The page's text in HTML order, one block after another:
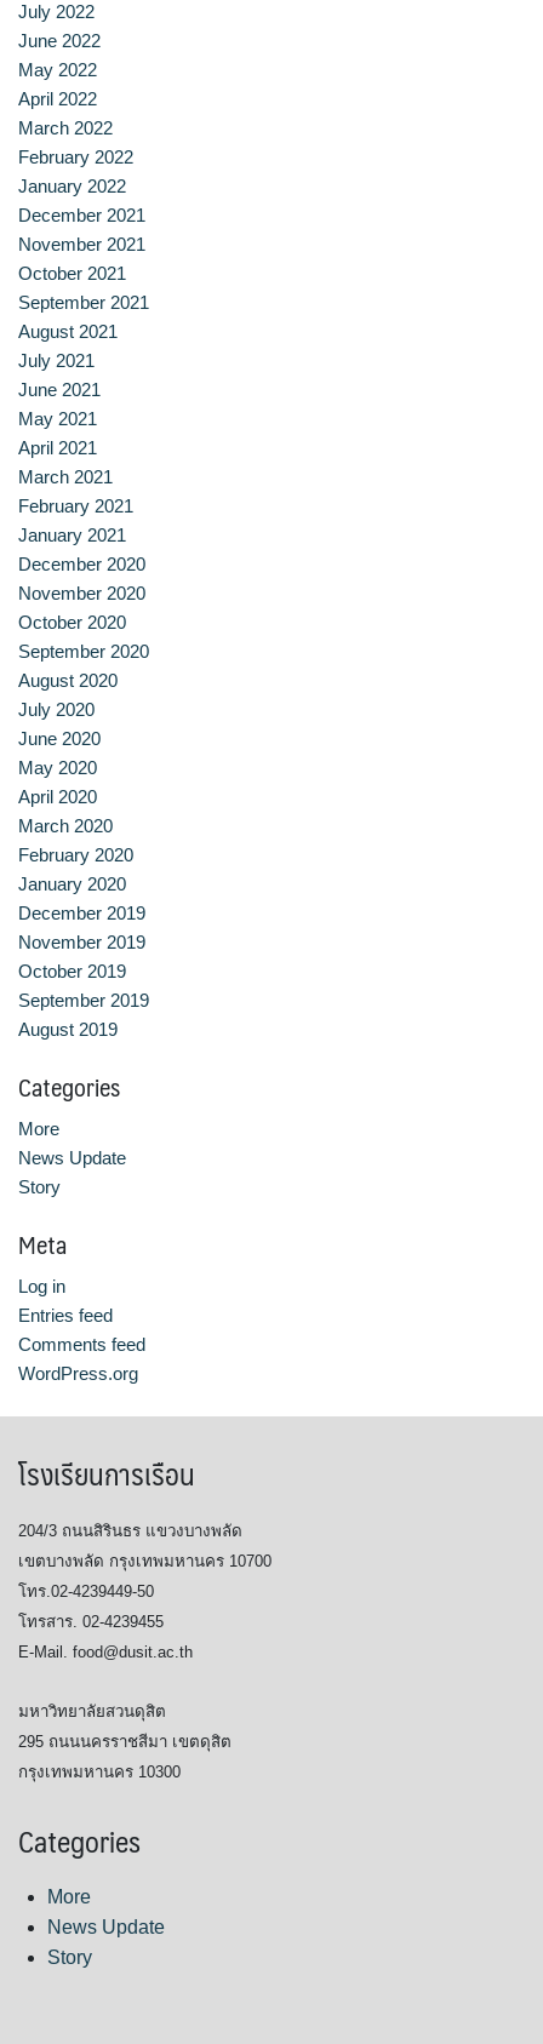
ผู้ปกครอง
พันธมิตร
รวมเรื่องขนมไทย
รายงานผลการดำเนินงาน
วารสารวัฒนธรรมอาหารไทย
วีดีโอแนะนำ
ศิษย์เก่า
สาขาวิชาการกำหนดและการประกอบอาหาร
สาขาวิชาคหกรรมศาสตร์
สาขาวิชาอุตสาหกรรมการประกอบอาหาร
สาขาวิชาเทคโนโลยีการประกอบอาหารและการบริการ
สาขาวิชาเทคโนโลยีการแปรรูปอาหาร
สาขาวิชาเทคโนโลยีอาหาร
สาขาวิชาโภชนาการและการประกอบอาหาร
สาขาวิชาโภชนาการและการประกอบอาหารเพื่อการสร้างเสริม
สมรรถภาพและการชะลอวัย
หน้าแรก
หลักสูตรอบรมฟรี (Reskill Upskill)
อาหารไทยรสเลิศ
เรียนรู้เทคนิคอาหารนานาชาติ
เลือกหลักสูตร
โครงสร้างการบริหารงาน
โรงเรียนการเรือน
July 2022
June 2022
May 2022
April 2022
March 2022
February 2022
January 2022
December 2021
November 2021
October 2021
September 2021
August 2021
July 2021
June 2021
May 2021
April 2021
March 2021
February 2021
January 2021
December 2020
November 2020
October 2020
September 2020
August 2020
July 2020
June 2020
May 2020
April 2020
March 2020
February 2020
January 2020
December 2019
November 2019
October 2019
September 2019
August 2019
Categories
More
News Update
Story
Meta
Log in
Entries feed
Comments feed
WordPress.org
โรงเรียนการเรือน
204/3 ถนนสิรินธร แขวงบางพลัด
เขตบางพลัด กรุงเทพมหานคร 10700
โทร.02-4239449-50
โทรสาร. 02-4239455
E-Mail. food@dusit.ac.th
มหาวิทยาลัยสวนดุสิต
295 ถนนนครราชสีมา เขตดุสิต
กรุงเทพมหานคร 10300
Categories
More
News Update
Story